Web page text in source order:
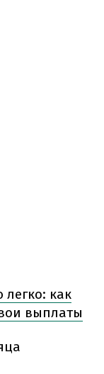
как
выплаты